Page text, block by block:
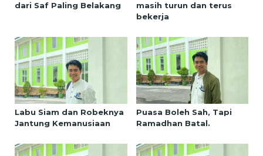
dari Saf Paling Belakang
masih turun dan terus
bekerja
Labu Siam dan Robeknya
Jantung Kemanusiaan
Puasa Boleh Sah, Tapi
Ramadhan Batal.